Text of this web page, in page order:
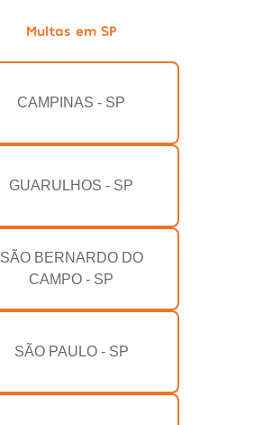
Multas em SP
CAMPINAS - SP
GUARULHOS - SP
SÃO BERNARDO DO
CAMPO - SP
SÃO PAULO - SP